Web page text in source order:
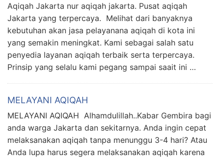
Aqiqah Jakarta nur aqiqah jakarta. Pusat aqiqah
Jakarta yang terpercaya. Melihat dari banyaknya
kebutuhan akan jasa pelayanana aqiqah di kota ini
yang semakin meningkat. Kami sebagai salah satu
penyedia layanan aqiqah terbaik serta terpercaya.
Prinsip yang selalu kami pegang sampai saait ini …
MELAYANI AQIQAH
MELAYANI AQIQAH Alhamdulillah..Kabar Gembira bagi
anda warga Jakarta dan sekitarnya. Anda ingin cepat
melaksanakan aqiqah tanpa menunggu 3-4 hari? Atau
Anda lupa harus segera melaksanakan aqiqah karena